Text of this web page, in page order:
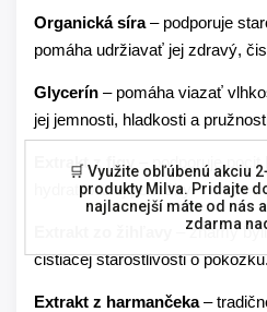
🛒 Využite obľúbenú akciu
produkty Milva. Pridajte
najlacnejší máte od nás
zdarma
Organická síra– podporuje
pomáha udržiavať jej zdravý,
Glycerín – pomáha viazať
jej jemnosti, hladkosti a
Extrakt z figy
– podporuje
hydratovanej pokožky.
– známy
čistiacej starostlivosti o
Extrakt z harmančeka–